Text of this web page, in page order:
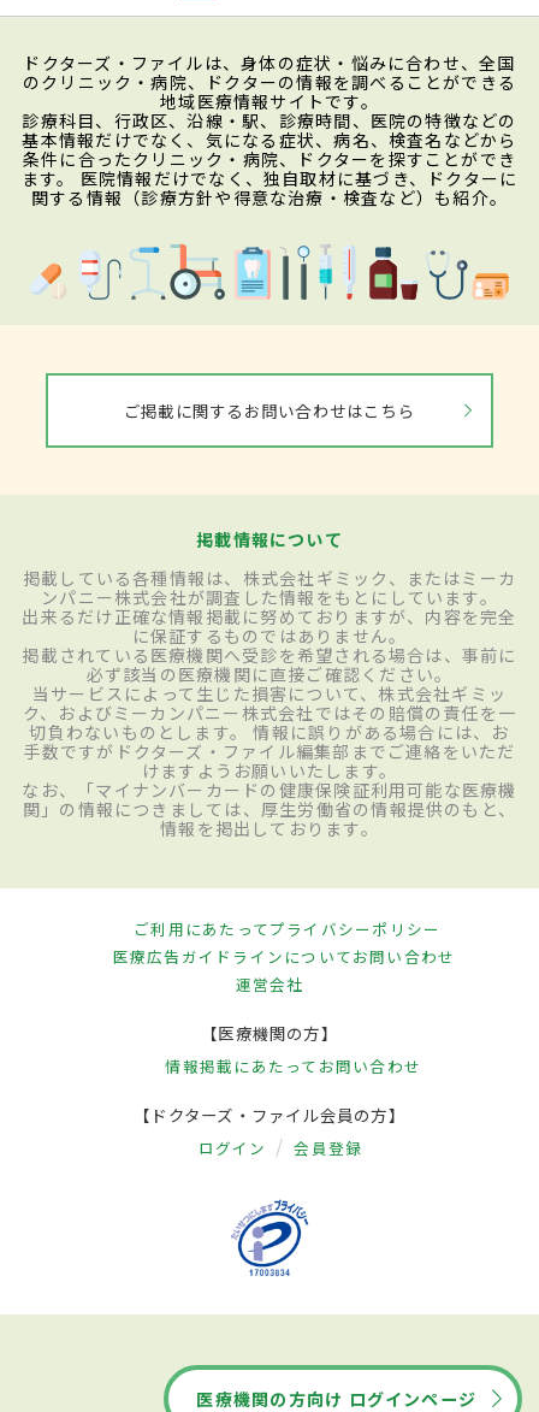
ドクターズ・ファイルは、身体の症状・悩みに合わせ、全国
のクリニック・病院、ドクターの情報を調べることができる
地域医療情報サイトです。
診療科目、行政区、沿線・駅、診療時間、医院の特徴などの
基本情報だけでなく、気になる症状、病名、検査名などから
条件に合ったクリニック・病院、ドクターを探すことができ
ます。 医院情報だけでなく、独自取材に基づき、ドクターに
関する情報（診療方針や得意な治療・検査など）も紹介。
ご掲載に関するお問い合わせはこちら
掲載情報について
掲載している各種情報は、株式会社ギミック、またはミーカ
ンパニー株式会社が調査した情報をもとにしています。
出来るだけ正確な情報掲載に努めておりますが、内容を完全
に保証するものではありません。
掲載されている医療機関へ受診を希望される場合は、事前に
必ず該当の医療機関に直接ご確認ください。
当サービスによって生じた損害について、株式会社ギミッ
ク、およびミーカンパニー株式会社ではその賠償の責任を一
切負わないものとします。 情報に誤りがある場合には、お
手数ですがドクターズ・ファイル編集部までご連絡をいただ
けますようお願いいたします。
なお、「マイナンバーカードの健康保険証利用可能な医療機
関」の情報につきましては、厚生労働省の情報提供のもと、
情報を掲出しております。
ご利用にあたってプライバシーポリシー
医療広告ガイドラインについてお問い合わせ
運営会社
【医療機関の方】
情報掲載にあたって お問い合わせ
【ドクターズ・ファイル会員の方】
ログイン 会員登録
医療機関の方向け ログインページ